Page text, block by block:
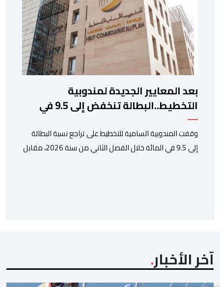
بعد المعايير الجديدة لمندوبية
التخطيط..البطالة تنخفض إلى 9.5 في
المائة
وقفت المندوبية السامية للتخطيط على تراجع نسبة البطالة
إلى 9.5 في المائة خلال الفصل الثاني من سنة 2026، مقابل
آخر الأخبار